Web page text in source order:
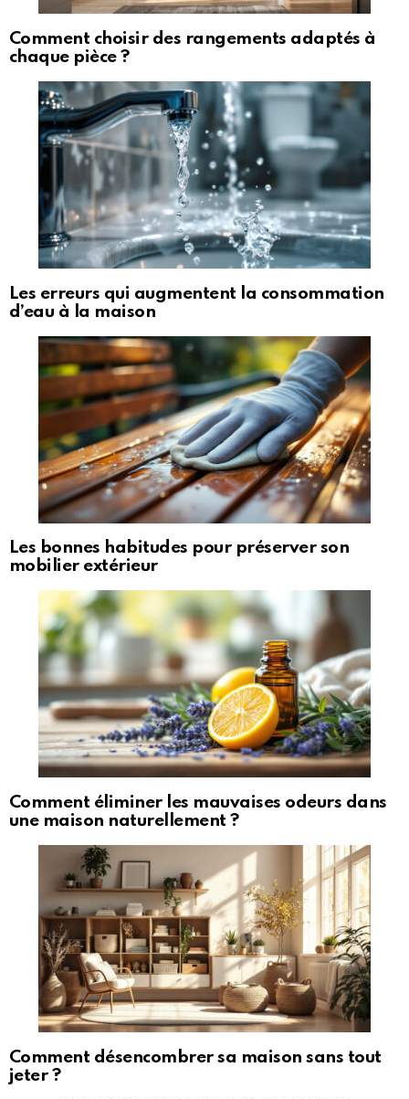
Comment choisir des rangements adaptés à
chaque pièce ?
Les erreurs qui augmentent la consommation
d’eau à la maison
Les bonnes habitudes pour préserver son
mobilier extérieur
Comment éliminer les mauvaises odeurs dans
une maison naturellement ?
Comment désencombrer sa maison sans tout
jeter ?